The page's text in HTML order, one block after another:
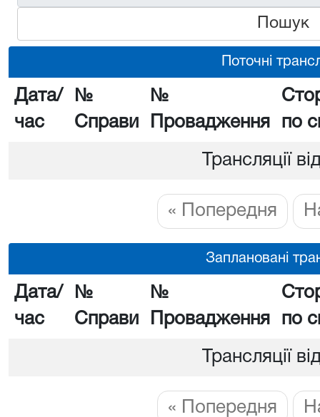
Пошук
Поточні
Дата/
час
№
Справи
№
Провадження
по
Трансляції
« Попередня
Заплановані
Дата/
час
№
Справи
№
Провадження
по
Трансляції
« Попередня